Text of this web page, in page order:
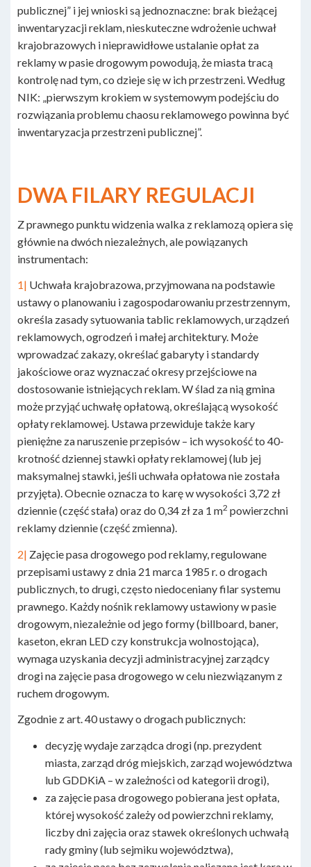
publicznej” i jej wnioski są jednoznaczne: brak bieżącej
inwentaryzacji reklam, nieskuteczne wdrożenie uchwał
krajobrazowych i nieprawidłowe ustalanie opłat za
reklamy w pasie drogowym powodują, że miasta tracą
kontrolę nad tym, co dzieje się w ich przestrzeni. Według
NIK: „pierwszym krokiem w systemowym podejściu do
rozwiązania problemu chaosu reklamowego powinna być
inwentaryzacja przestrzeni publicznej”.
DWA FILARY REGULACJI
Z prawnego punktu widzenia walka z reklamozą opiera się
głównie na dwóch niezależnych, ale powiązanych
instrumentach:
1| Uchwała krajobrazowa, przyjmowana na podstawie
ustawy o planowaniu i zagospodarowaniu przestrzennym,
określa zasady sytuowania tablic reklamowych, urządzeń
reklamowych, ogrodzeń i małej architektury. Może
wprowadzać zakazy, określać gabaryty i standardy
jakościowe oraz wyznaczać okresy przejściowe na
dostosowanie istniejących reklam. W ślad za nią gmina
może przyjąć uchwałę opłatową, określającą wysokość
opłaty reklamowej. Ustawa przewiduje także kary
pieniężne za naruszenie przepisów – ich wysokość to 40-
krotność dziennej stawki opłaty reklamowej (lub jej
maksymalnej stawki, jeśli uchwała opłatowa nie została
przyjęta). Obecnie oznacza to karę w wysokości 3,72 zł
dziennie (część stała) oraz do 0,34 zł za 1 m2 powierzchni
reklamy dziennie (część zmienna).
2| Zajęcie pasa drogowego pod reklamy, regulowane
przepisami ustawy z dnia 21 marca 1985 r. o drogach
publicznych, to drugi, często niedoceniany filar systemu
prawnego. Każdy nośnik reklamowy ustawiony w pasie
drogowym, niezależnie od jego formy (billboard, baner,
kaseton, ekran LED czy konstrukcja wolnostojąca),
wymaga uzyskania decyzji administracyjnej zarządcy
drogi na zajęcie pasa drogowego w celu niezwiązanym z
ruchem drogowym.
Zgodnie z art. 40 ustawy o drogach publicznych:
decyzję wydaje zarządca drogi (np. prezydent
miasta, zarząd dróg miejskich, zarząd województwa
lub GDDKiA – w zależności od kategorii drogi),
za zajęcie pasa drogowego pobierana jest opłata,
której wysokość zależy od powierzchni reklamy,
liczby dni zajęcia oraz stawek określonych uchwałą
rady gminy (lub sejmiku województwa),